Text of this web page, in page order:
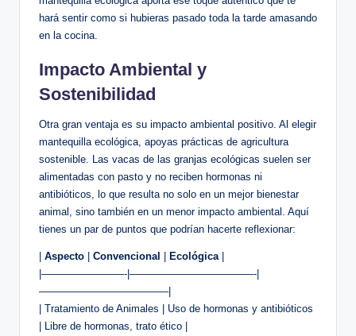
hará sentir como si hubieras pasado toda la tarde amasando
en la cocina.
Impacto Ambiental y
Sostenibilidad
Otra gran ventaja es su impacto ambiental positivo. Al elegir
mantequilla ecológica, apoyas prácticas de agricultura
sostenible. Las vacas de las granjas ecológicas suelen ser
alimentadas con pasto y no reciben hormonas ni
antibióticos, lo que resulta no solo en un mejor bienestar
animal, sino también en un menor impacto ambiental. Aquí
tienes un par de puntos que podrían hacerte reflexionar:
Aspecto Convencional Ecológica|
|————————-|————————————-|
————————————–|
| Tratamiento de Animales | Uso de hormonas y antibióticos
| Libre de hormonas, trato ético |